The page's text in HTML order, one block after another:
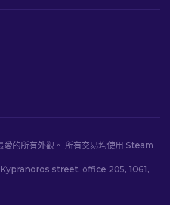
愛的所有外觀。 所有交易均使用 Steam
street, office 205, 1061,